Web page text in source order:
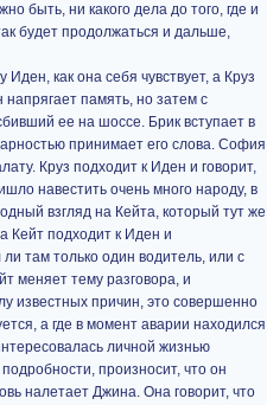
быть, ни какого дела до того, где и
будет продолжаться и дальше,
как она себя чувствует, а Круз
память, но затем с
ее на шоссе. Брик вступает в
принимает его слова. София
Круз подходит к Иден и говорит,
навестить очень много народу, в
взгляд на Кейта, который тут же
Кейт подходит к Иден и
там только один водитель, или с
меняет тему разговора, и
известных причин, это совершенно
а где в момент аварии находился
личной жизнью
произносит, что он
налетает Джина. Она говорит, что